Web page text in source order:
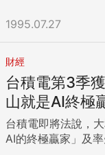
1995.07.27
財經
台積電第3季
山就是AI終極
台積電即將法說，大
AI的終極贏家」及